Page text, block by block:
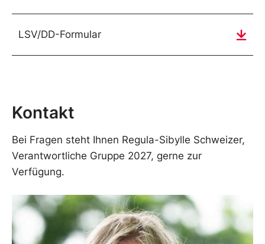
LSV/DD-Formular
Kontakt
Bei Fragen steht Ihnen Regula-Sibylle Schweizer,
Verantwortliche Gruppe 2027, gerne zur
Verfügung.